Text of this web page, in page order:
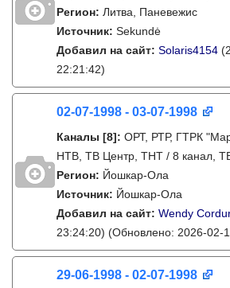
Регион: Литва, Паневежис
Источник: Sekundė
Добавил на сайт: Solaris4154
22:21:42)
02-07-1998 - 03-07-1998
Каналы [8]: ОРТ, РТР, ГТРК
НТВ, ТВ Центр, ТНТ / 8 канал,
Регион: Йошкар-Ола
Источник: Йошкар-Ола
Добавил на сайт: Wendy
23:24:20) (Обновлено: 2026-02-
29-06-1998 - 02-07-1998